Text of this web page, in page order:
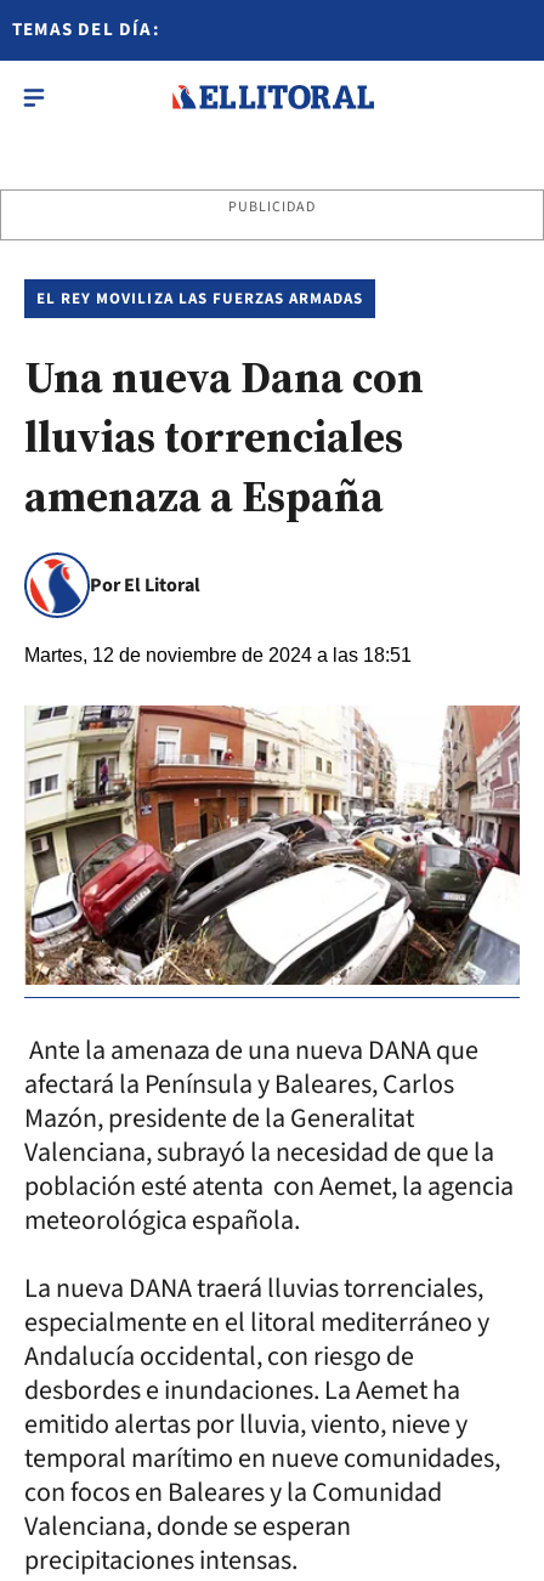
TEMAS DEL DÍA:
PUBLICIDAD
EL REY MOVILIZA LAS FUERZAS ARMADAS
Una nueva Dana con
lluvias torrenciales
amenaza a España
Por El Litoral
Martes, 12 de noviembre de 2024 a las 18:51
Ante la amenaza de una nueva DANA que
afectará la Península y Baleares, Carlos
Mazón, presidente de la Generalitat
Valenciana, subrayó la necesidad de que la
población esté atenta con Aemet, la agencia
meteorológica española.
La nueva DANA traerá lluvias torrenciales,
especialmente en el litoral mediterráneo y
Andalucía occidental, con riesgo de
desbordes e inundaciones. La Aemet ha
emitido alertas por lluvia, viento, nieve y
temporal marítimo en nueve comunidades,
con focos en Baleares y la Comunidad
Valenciana, donde se esperan
precipitaciones intensas.